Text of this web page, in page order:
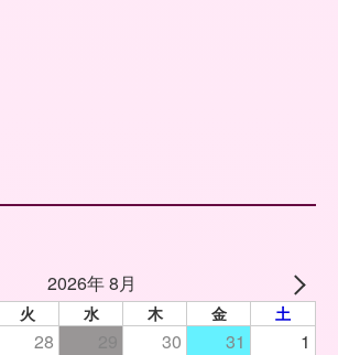
2026年 8月
火 水 木 金 土
28 30 31 1